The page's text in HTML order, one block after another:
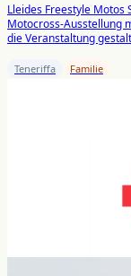
Lleides Freestyle Motos
Motocross-Ausstellung
die Veranstaltung
Teneriffa Familie